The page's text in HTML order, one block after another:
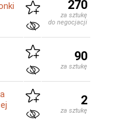
270
za sztukę
do negocjacji
90
za sztukę
2
za sztukę